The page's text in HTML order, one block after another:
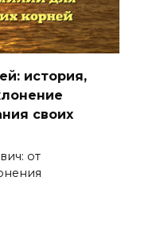
история,
своих
от